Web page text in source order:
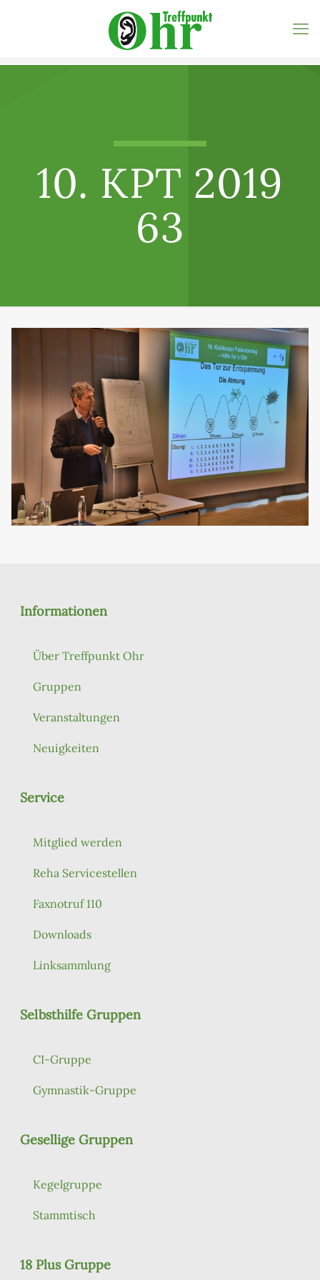
10. KPT 2019
63
Informationen
Über Treffpunkt Ohr
Gruppen
Veranstaltungen
Neuigkeiten
Service
Mitglied werden
Reha Servicestellen
Faxnotruf 110
Downloads
Linksammlung
Selbsthilfe Gruppen
CI-Gruppe
Gymnastik-Gruppe
Gesellige Gruppen
Kegelgruppe
Stammtisch
18 Plus Gruppe